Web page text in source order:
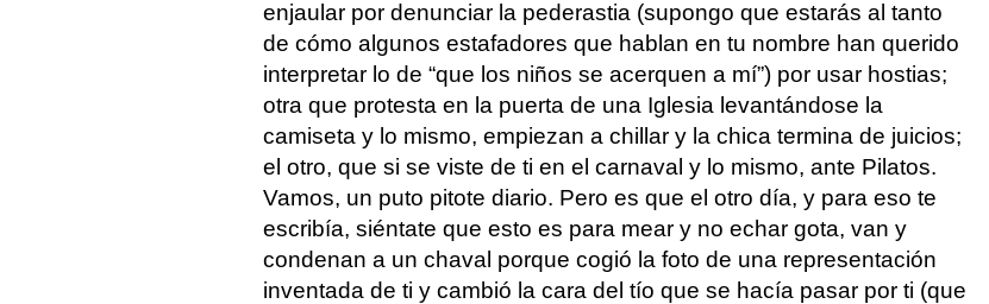
enjaular por denunciar la pederastia (supongo que estarás al tanto
de cómo algunos estafadores que hablan en tu nombre han querido
interpretar lo de “que los niños se acerquen a mí”) por usar hostias;
otra que protesta en la puerta de una Iglesia levantándose la
camiseta y lo mismo, empiezan a chillar y la chica termina de juicios;
el otro, que si se viste de ti en el carnaval y lo mismo, ante Pilatos.
Vamos, un puto pitote diario. Pero es que el otro día, y para eso te
escribía, siéntate que esto es para mear y no echar gota, van y
condenan a un chaval porque cogió la foto de una representación
inventada de ti y cambió la cara del tío que se hacía pasar por ti (que